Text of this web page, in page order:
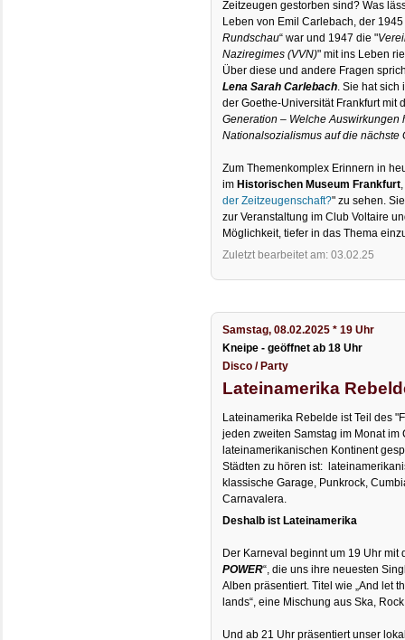
Zeitzeugen gestorben sind? Was
Leben von Emil Carlebach, der
Rundschau“ war und 1947 die "
Naziregimes (VVN)" mit ins Leben
Über diese und andere Fragen
Lena Sarah Carlebach . Sie hat
der Goethe-Universität Frankfurt mit
Generation – Welche
Nationalsozialismus auf die nächste
Zum Themenkomplex Erinnern in
imHistorischen Museum Frankfurt
der Zeitzeugenschaft?" zu sehen.
zur Veranstaltung im Club Voltaire
Möglichkeit, tiefer in das Thema
Zuletzt bearbeitet am: 03.02.25
Samstag, 08.02.2025 * 19 Uhr
Kneipe - geöffnet ab 18 Uhr
Disco / Party
Lateinamerika
Lateinamerika Rebelde ist Teil des
jeden zweiten Samstag im Monat
lateinamerikanischen Kontinent
Städten zu hören ist:
klassische Garage, Punkrock,
Carnavalera.
Deshalb ist Lateinamerika
Der Karneval beginnt um 19 Uhr mit
POWER“, die uns ihre neuesten
Alben präsentiert. Titel wie „And let
lands“, eine Mischung aus Ska,
Und ab 21 Uhr präsentiert unser